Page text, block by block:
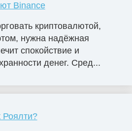
Binance
криптовалютой,
нужна надёжная
спокойствие и
денег. Сред...
Роялти?